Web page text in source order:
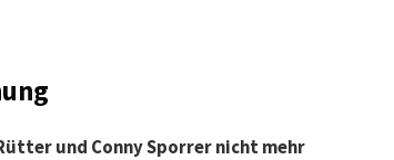
und Conny Sporrer nicht mehr